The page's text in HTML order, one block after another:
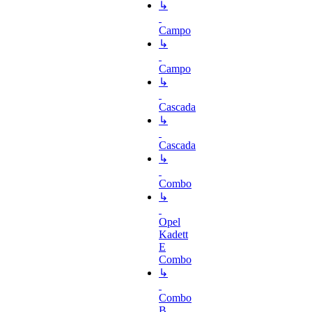
↳
Campo
↳
Campo
↳
Cascada
↳
Cascada
↳
Combo
↳
Opel
Kadett
E
Combo
↳
Combo